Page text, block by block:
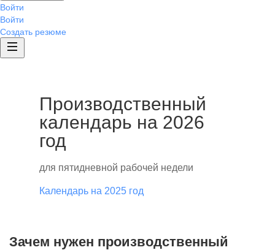
Войти
Войти
Создать резюме
Производственный
календарь на 2026
год
для пятидневной рабочей недели
Календарь на 2025 год
Зачем нужен производственный